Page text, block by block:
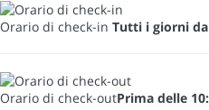
Orario di check-in Tutti i giorni
Orario di check-outPrima delle